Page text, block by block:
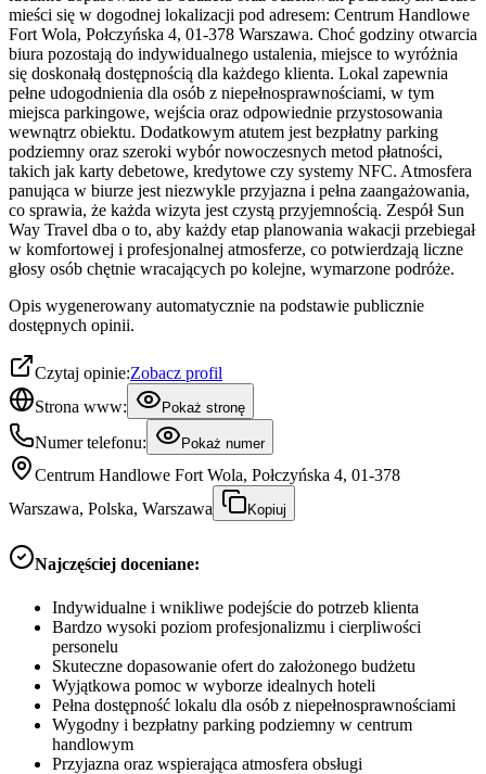
mieści się w dogodnej lokalizacji pod adresem: Centrum Handlowe
Fort Wola, Połczyńska 4, 01-378 Warszawa. Choć godziny otwarcia
biura pozostają do indywidualnego ustalenia, miejsce to wyróżnia
się doskonałą dostępnością dla każdego klienta. Lokal zapewnia
pełne udogodnienia dla osób z niepełnosprawnościami, w tym
miejsca parkingowe, wejścia oraz odpowiednie przystosowania
wewnątrz obiektu. Dodatkowym atutem jest bezpłatny parking
podziemny oraz szeroki wybór nowoczesnych metod płatności,
takich jak karty debetowe, kredytowe czy systemy NFC. Atmosfera
panująca w biurze jest niezwykle przyjazna i pełna zaangażowania,
co sprawia, że każda wizyta jest czystą przyjemnością. Zespół Sun
Way Travel dba o to, aby każdy etap planowania wakacji przebiegał
w komfortowej i profesjonalnej atmosferze, co potwierdzają liczne
głosy osób chętnie wracających po kolejne, wymarzone podróże.
Opis wygenerowany automatycznie na podstawie publicznie
dostępnych opinii.
Czytaj opinie:Zobacz profil
Strona www:
Pokaż stronę
Numer telefonu: Pokaż numer
Centrum Handlowe Fort Wola, Połczyńska 4, 01-378
Warszawa, Polska, Warszawa
Kopiuj
Najczęściej doceniane:
Indywidualne i wnikliwe podejście do potrzeb klienta
Bardzo wysoki poziom profesjonalizmu i cierpliwości
personelu
Skuteczne dopasowanie ofert do założonego budżetu
Wyjątkowa pomoc w wyborze idealnych hoteli
Pełna dostępność lokalu dla osób z niepełnosprawnościami
Wygodny i bezpłatny parking podziemny w centrum
handlowym
Przyjazna oraz wspierająca atmosfera obsługi